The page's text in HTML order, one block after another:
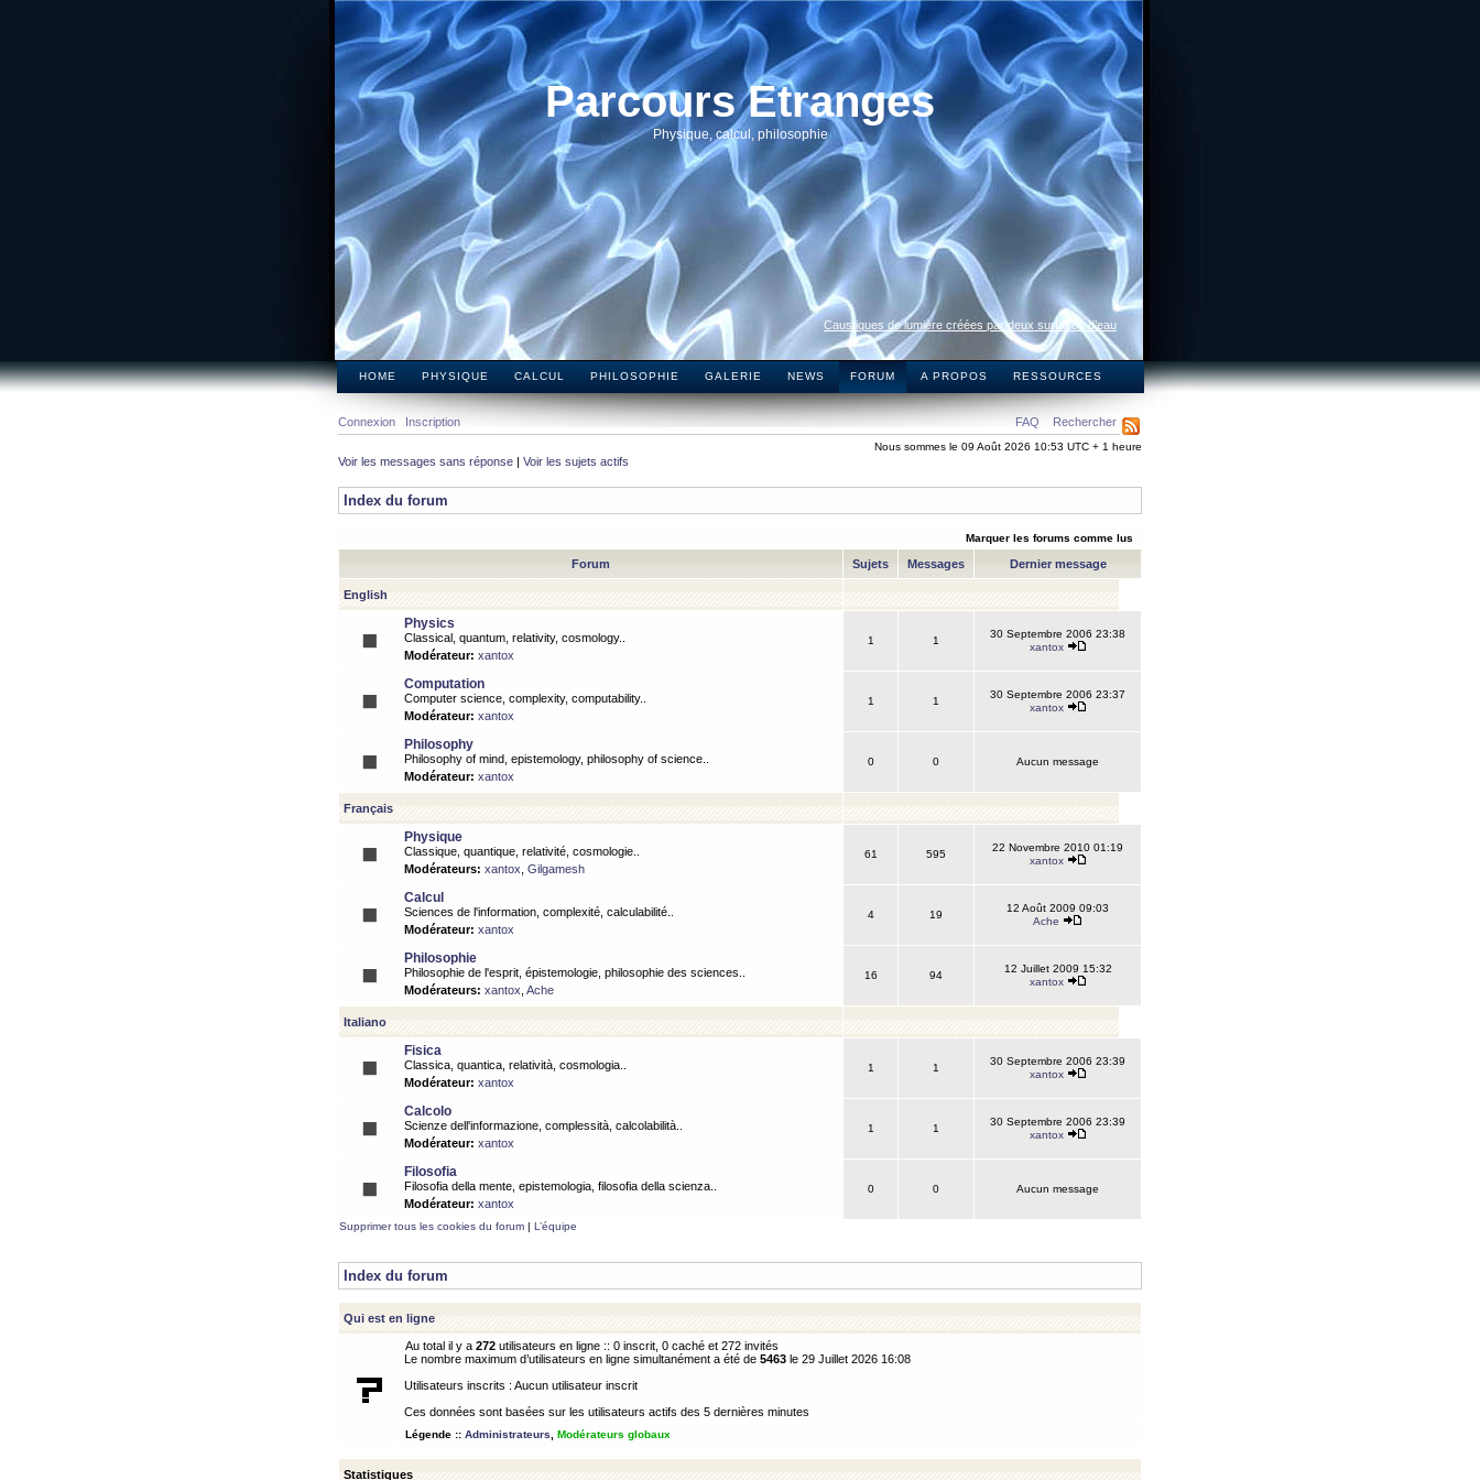
Parcours Etranges
Physique, calcul, philosophie
Caustiques de lumière créées par deux surfaces d’eau
HOME PHYSIQUE CALCUL PHILOSOPHIE GALERIE NEWS FORUM A PROPOS RESSOURCES
FAQ Rechercher
Connexion Inscription
Nous sommes le 09 Août 2026 10:53 UTC + 1 heure
Voir les messages sans réponse | Voir les sujets actifs
Index du forum
Marquer les forums comme lus
Forum Sujets Messages Dernier message
English
Physics
Classical, quantum, relativity, cosmology..
Modérateur: xantox
1 1
30 Septembre 2006 23:38
xantox
Computation
Computer science, complexity, computability..
Modérateur: xantox
1 1
30 Septembre 2006 23:37
xantox
Philosophy
Philosophy of mind, epistemology, philosophy of science..
Modérateur: xantox
0 0 Aucun message
Français
Physique
Classique, quantique, relativité, cosmologie..
Modérateurs: xantox Gilgamesh
61 595
22 Novembre 2010 01:19
xantox
Calcul
Sciences de l'information, complexité, calculabilité..
Modérateur: xantox
4 19
12 Août 2009 09:03
Ache
Philosophie
Philosophie de l'esprit, épistemologie, philosophie des sciences..
Modérateurs: xantox Ache
16 94
12 Juillet 2009 15:32
xantox
Italiano
Fisica
Classica, quantica, relatività, cosmologia..
Modérateur: xantox
1 1
30 Septembre 2006 23:39
xantox
Calcolo
Scienze dell'informazione, complessità, calcolabilità..
Modérateur: xantox
1 1
30 Septembre 2006 23:39
xantox
Filosofia
Filosofia della mente, epistemologia, filosofia della scienza..
Modérateur: xantox
0 0 Aucun message
Supprimer tous les cookies du forum | L’équipe
Index du forum
Qui est en ligne
Au total il y a 272 utilisateurs en ligne :: 0 inscrit, 0 caché et 272 invités
Le nombre maximum d’utilisateurs en ligne simultanément a été de 5463 le 29 Juillet 2026 16:08
Utilisateurs inscrits : Aucun utilisateur inscrit
Ces données sont basées sur les utilisateurs actifs des 5 dernières minutes
Légende :: Administrateurs Modérateurs globaux
Statistiques